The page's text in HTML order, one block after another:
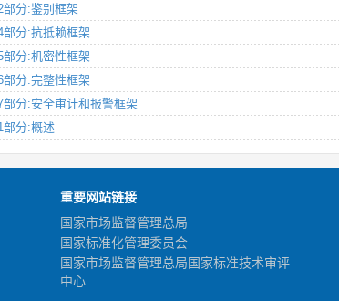
分:鉴别框架
分:抗抵赖框架
分:机密性框架
分:完整性框架
分:安全审计和报警框架
部分:概述
重要网站链接
国家市场监督管理总局
国家标准化管理委员会
国家市场监督管理总局国家标准技术审评
中心